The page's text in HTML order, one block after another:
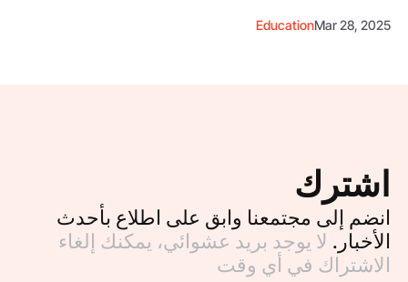
Mar 28, 2025
Education
اشترك
انضم إلى مجتمعنا وابق على اطلاع بأحدث
الأخبار. لا يوجد بريد عشوائي، يمكنك إلغاء
الاشتراك في أي وقت